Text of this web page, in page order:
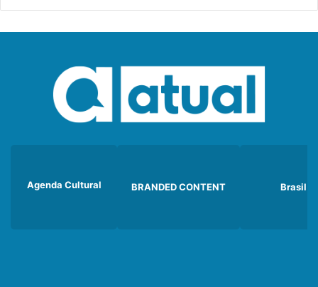
Agenda Cultural BRANDED CONTENT Brasil